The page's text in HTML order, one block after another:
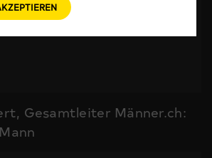
Gesamtleiter Männer.ch: